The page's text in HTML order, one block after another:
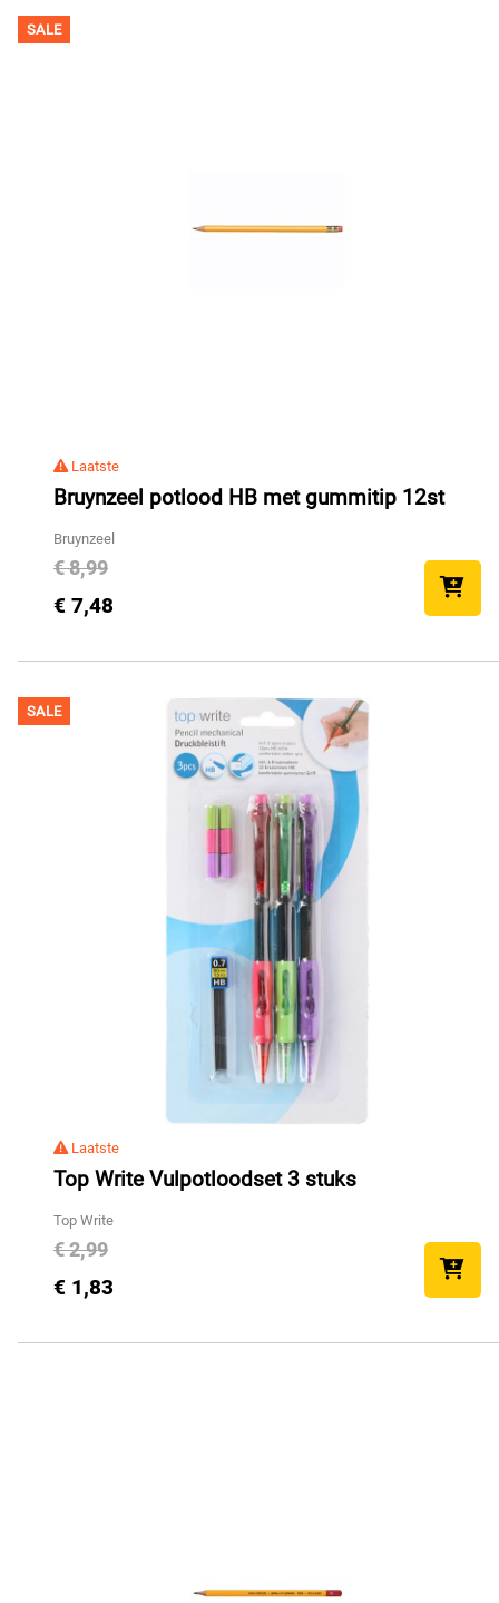
SALE
Laatste
Bruynzeel potlood HB met gummitip 12st
Bruynzeel
€ 8,99
€ 7,48
SALE
Laatste
Top Write Vulpotloodset 3 stuks
Top Write
€ 2,99
€ 1,83